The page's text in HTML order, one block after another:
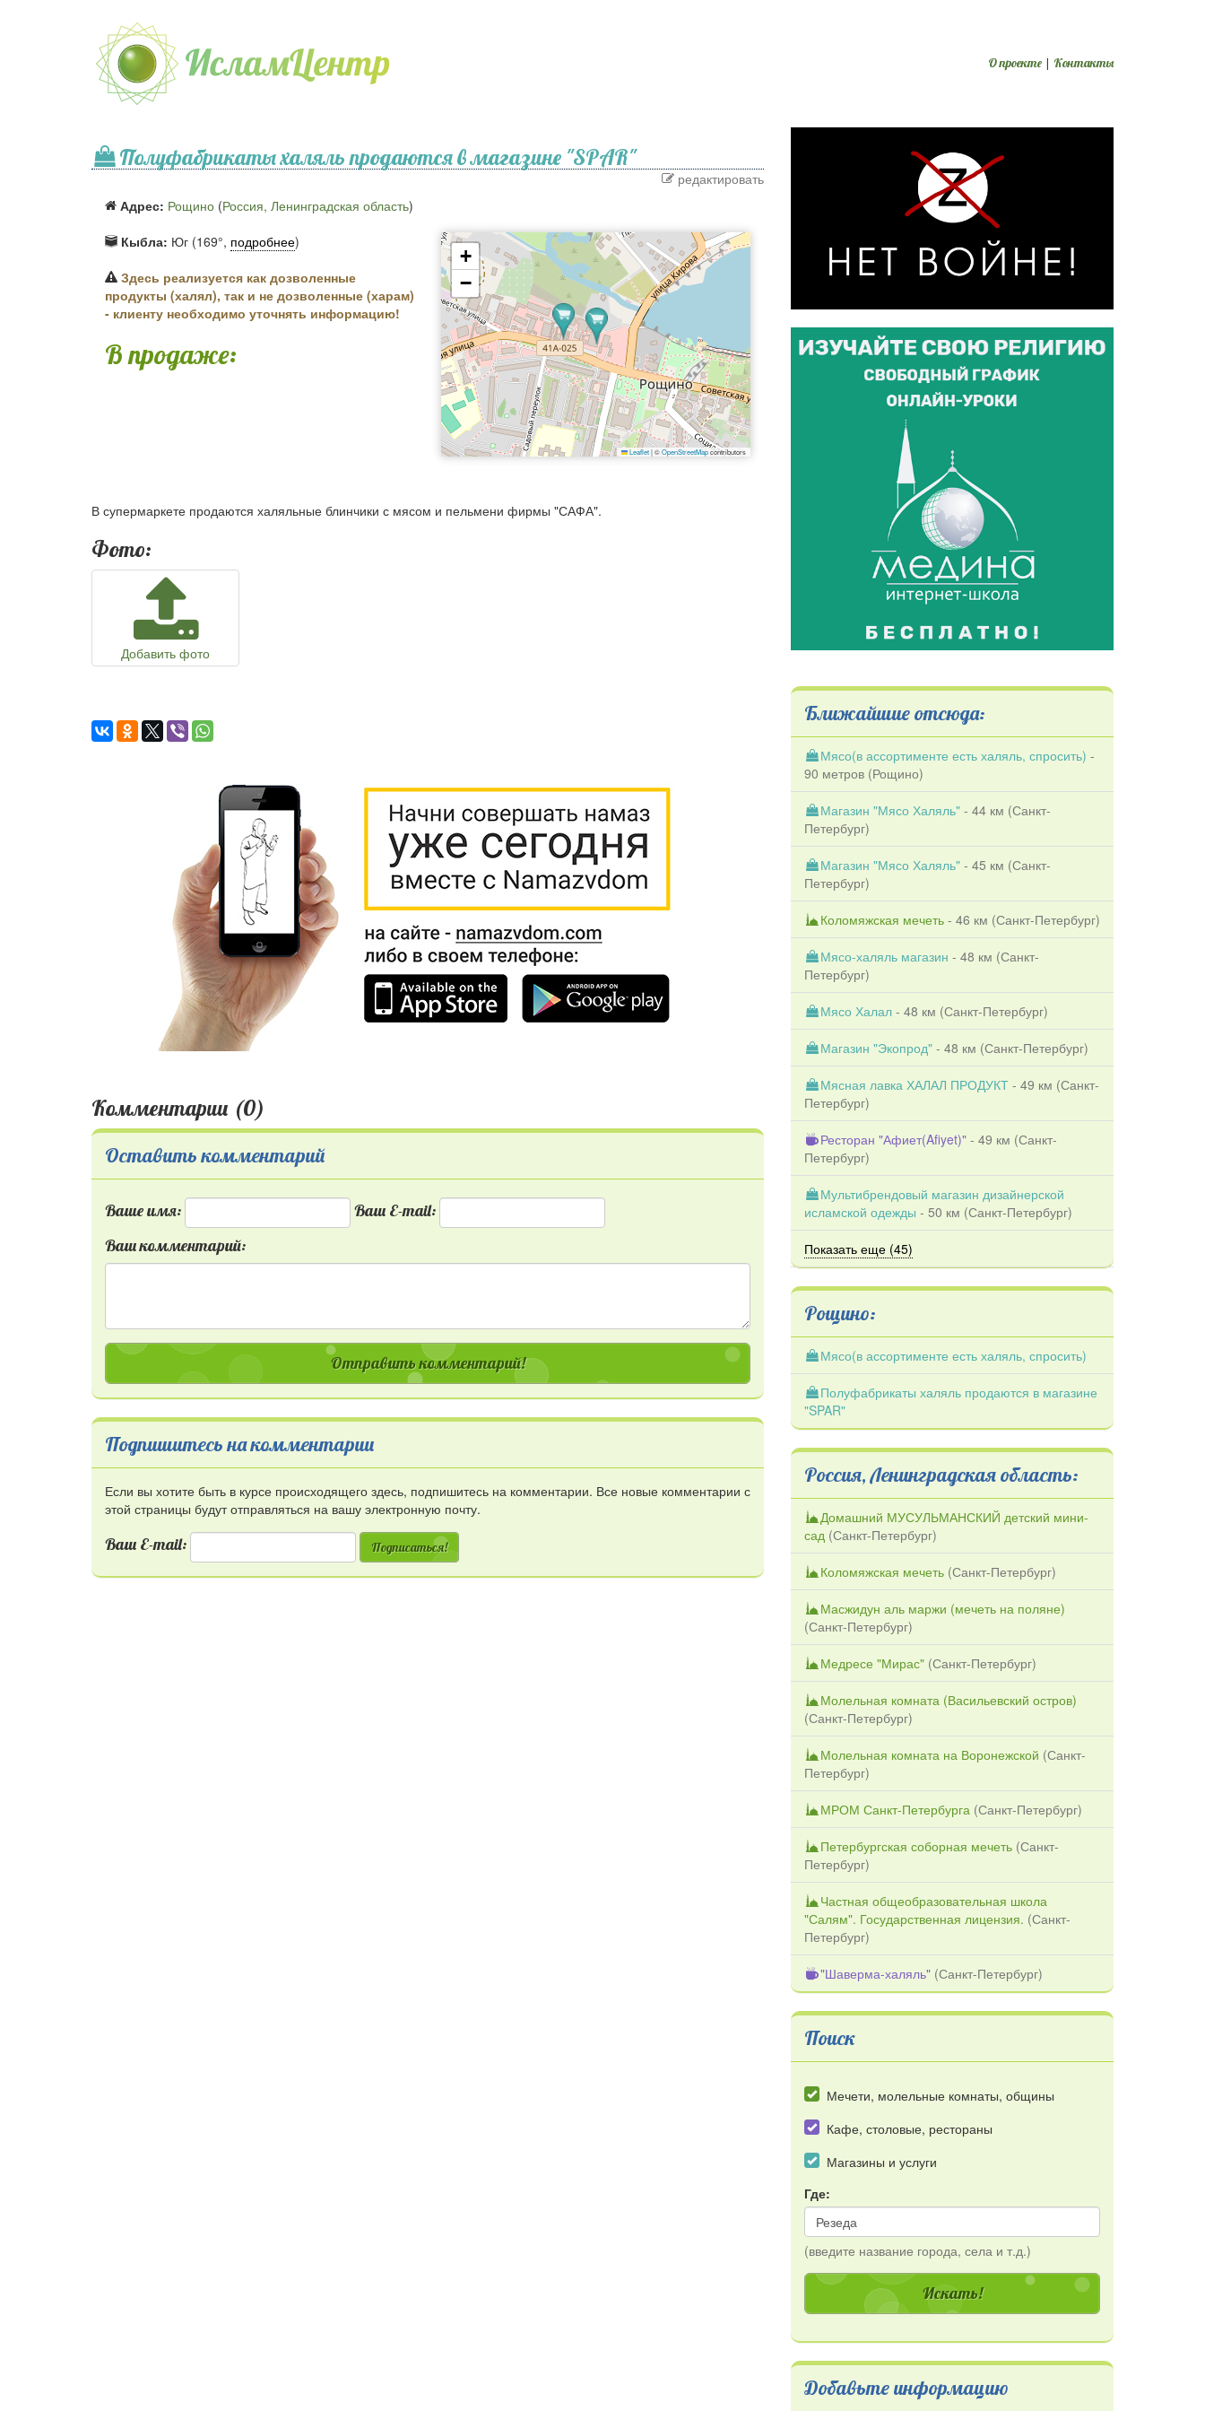
О проекте | Контакты
Полуфабрикаты халяль продаются в магазине "SPAR"
редактировать
Адрес: Рощино (Россия, Ленинградская область)
Кыбла: Юг (169°, подробнее)
Здесь реализуется как дозволенные
продукты (халял), так и не дозволенные (харам)
- клиенту необходимо уточнять информацию!
В продаже:
+
−
Leaflet|©OpenStreetMapcontributors
В супермаркете продаются халяльные блинчики с мясом и пельмени фирмы "САФА".
Фото:
Добавить фото
Комментарии (0)
Оставить комментарий
Ваше имя:
Ваш E-mail:
Ваш комментарий:
Отправить комментарий!
Подпишитесь на комментарии
Если вы хотите быть в курсе происходящего здесь, подпишитесь на комментарии. Все новые комментарии с
этой страницы будут отправляться на вашу электронную почту.
Ваш E-mail: Подписаться!
Ближайшие отсюда:
Мясо(в ассортименте есть халяль, спросить) -
90 метров (Рощино)
Магазин "Мясо Халяль" - 44 км (Санкт-
Петербург)
Магазин "Мясо Халяль" - 45 км (Санкт-
Петербург)
Коломяжская мечеть - 46 км (Санкт-Петербург)
Мясо-халяль магазин - 48 км (Санкт-
Петербург)
Мясо Халал - 48 км (Санкт-Петербург)
Магазин "Экопрод" - 48 км (Санкт-Петербург)
Мясная лавка ХАЛАЛ ПРОДУКТ - 49 км (Санкт-
Петербург)
Ресторан "Афиет(Afiyet)" - 49 км (Санкт-
Петербург)
Мультибрендовый магазин дизайнерской
исламской одежды - 50 км (Санкт-Петербург)
Показать еще (45)
Рощино:
Мясо(в ассортименте есть халяль, спросить)
Полуфабрикаты халяль продаются в магазине
"SPAR"
Россия, Ленинградская область:
Домашний МУСУЛЬМАНСКИЙ детский мини-
сад (Санкт-Петербург)
Коломяжская мечеть (Санкт-Петербург)
Масжидун аль маржи (мечеть на поляне)
(Санкт-Петербург)
Медресе "Мирас" (Санкт-Петербург)
Молельная комната (Васильевский остров)
(Санкт-Петербург)
Молельная комната на Воронежской (Санкт-
Петербург)
МРОМ Санкт-Петербурга (Санкт-Петербург)
Петербургская соборная мечеть (Санкт-
Петербург)
Частная общеобразовательная школа
"Салям". Государственная лицензия. (Санкт-
Петербург)
"Шаверма-халяль" (Санкт-Петербург)
Поиск
Мечети, молельные комнаты, общины
Кафе, столовые, рестораны
Магазины и услуги
Где:
(введите название города, села и т.д.)
Добавьте информацию